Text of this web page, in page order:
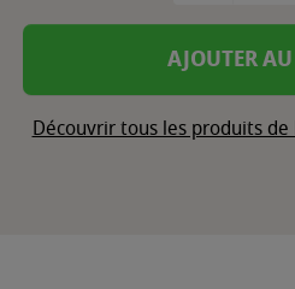
AJOUTER
Découvrir tous les produits